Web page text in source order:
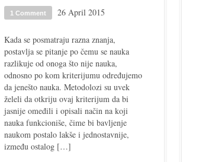
1 Comment 26 April 2015
Kada se posmatraju razna znanja,
postavlja se pitanje po čemu se nauka
razlikuje od onoga što nije nauka,
odnosno po kom kriterijumu određujemo
da jenešto nauka. Metodolozi su uvek
želeli da otkriju ovaj kriterijum da bi
jasnije omeđili i opisali način na koji
nauka funkcioniše, čime bi bavljenje
naukom postalo lakše i jednostavnije,
između ostalog […]